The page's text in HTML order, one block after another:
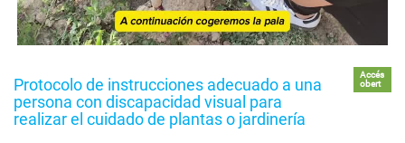
Protocolo de instrucciones adecuado a una
persona con discapacidad visual para
realizar el cuidado de plantas o jardinería
Accés
obert